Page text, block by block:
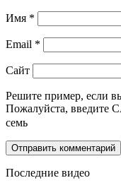
Имя *
Email *
Сайт
Решите пример, если
Пожалуйста, введите
семь
Последние видео